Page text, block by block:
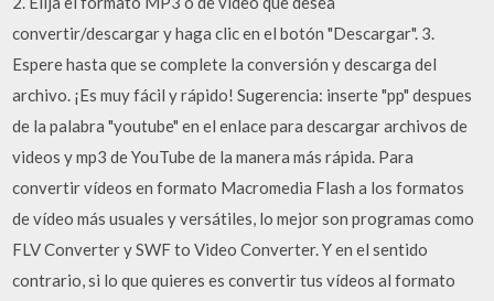
convertir/descargar y haga clic en el botón "Descargar". 3.
Espere hasta que se complete la conversión y descarga del
archivo. ¡Es muy fácil y rápido! Sugerencia: inserte "pp" despues
de la palabra "youtube" en el enlace para descargar archivos de
videos y mp3 de YouTube de la manera más rápida. Para
convertir vídeos en formato Macromedia Flash a los formatos
de vídeo más usuales y versátiles, lo mejor son programas como
FLV Converter y SWF to Video Converter. Y en el sentido
contrario, si lo que quieres es convertir tus vídeos al formato